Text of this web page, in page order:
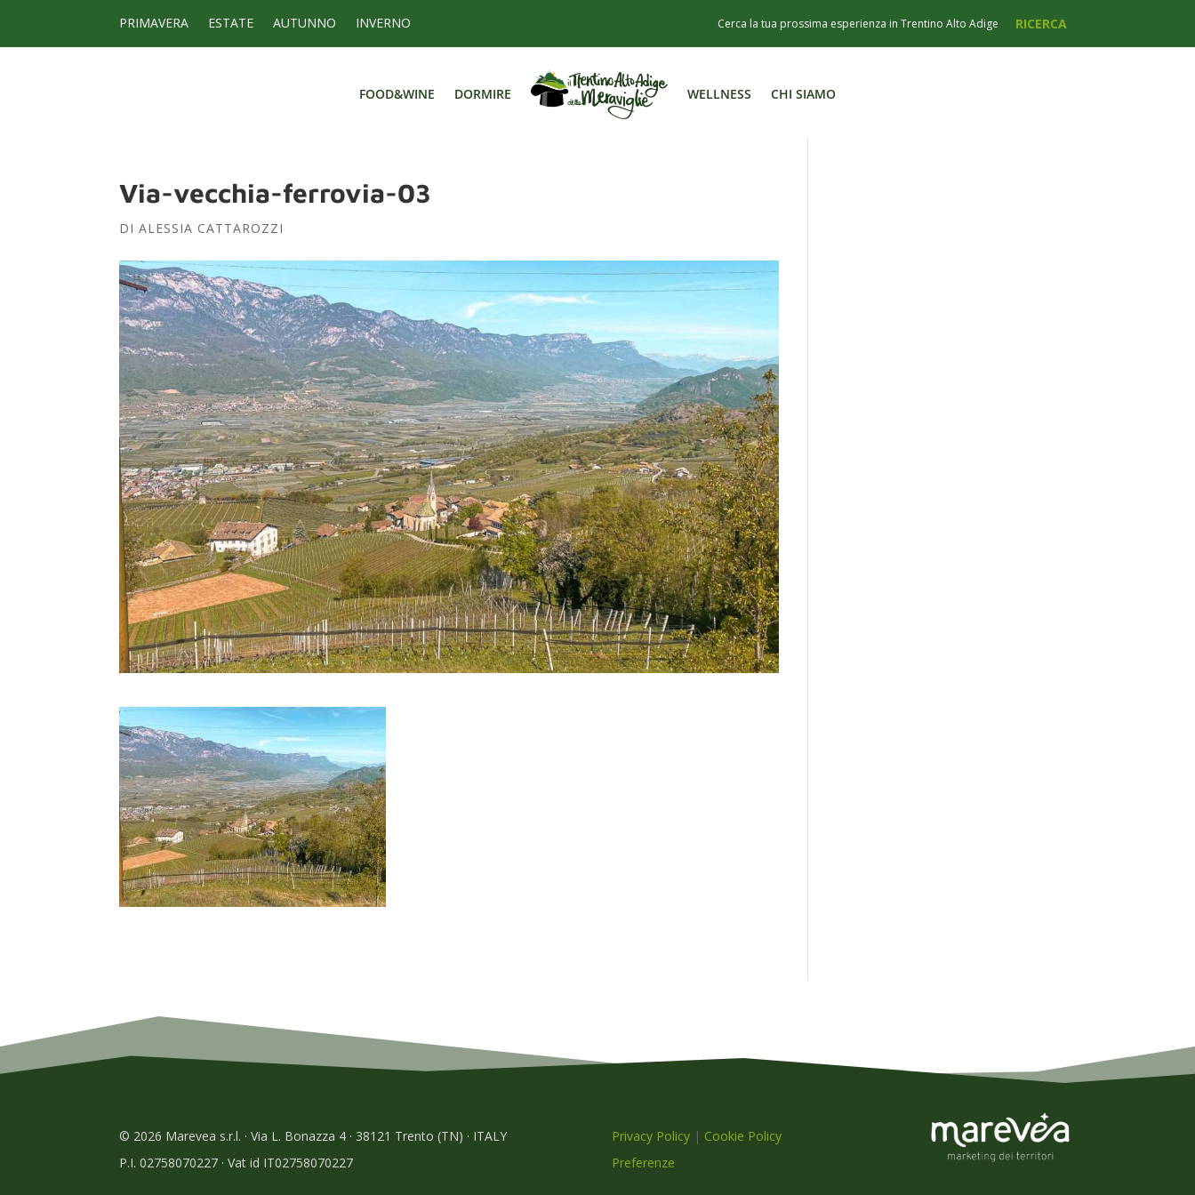
PRIMAVERA ESTATE AUTUNNO INVERNO
FOOD&WINE DORMIRE WELLNESS CHI SIAMO
Via-vecchia-ferrovia-03
DIALESSIA CATTAROZZI
© 2026 Marevea s.r.l. · Via L. Bonazza 4 · 38121 Trento (TN) · ITALY
P.I. 02758070227 · Vat id IT02758070227
Privacy Policy | Cookie Policy
Preferenze